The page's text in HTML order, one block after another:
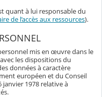
quant à lui responsable du
de l’accès aux ressources).
mis en œuvre dans le
les dispositions du
données à caractère
européen et du Conseil
janvier 1978 relative à